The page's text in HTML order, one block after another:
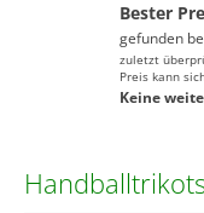
Bester
gefunden
zuletzt
Preis kann
Keine